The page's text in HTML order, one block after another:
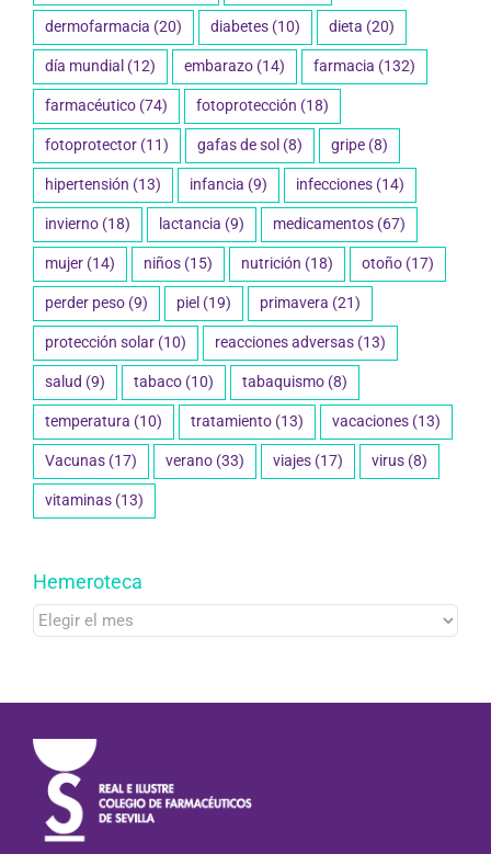
dermofarmacia (20) diabetes (10) dieta (20)
día mundial (12) embarazo (14) farmacia (132)
farmacéutico (74) fotoprotección (18)
fotoprotector (11) gafas de sol (8) gripe (8)
hipertensión (13) infancia (9) infecciones (14)
invierno (18) lactancia (9) medicamentos (67)
mujer (14) niños (15) nutrición (18) otoño (17)
perder peso (9) piel (19) primavera (21)
protección solar (10) reacciones adversas (13)
salud (9) tabaco (10) tabaquismo (8)
temperatura (10) tratamiento (13) vacaciones (13)
Vacunas (17) verano (33) viajes (17) virus (8)
vitaminas (13)
Hemeroteca
Hemeroteca